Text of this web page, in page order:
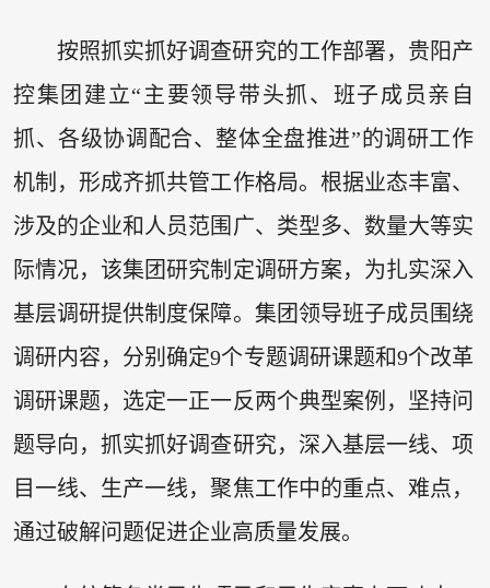
按照抓实抓好调查研究的工作部署，贵阳产
控集团建立“主要领导带头抓、班子成员亲自
抓、各级协调配合、整体全盘推进”的调研工作
机制，形成齐抓共管工作格局。根据业态丰富、
涉及的企业和人员范围广、类型多、数量大等实
际情况，该集团研究制定调研方案，为扎实深入
基层调研提供制度保障。集团领导班子成员围绕
调研内容，分别确定9个专题调研课题和9个改革
调研课题，选定一正一反两个典型案例，坚持问
题导向，抓实抓好调查研究，深入基层一线、项
目一线、生产一线，聚焦工作中的重点、难点，
通过破解问题促进企业高质量发展。